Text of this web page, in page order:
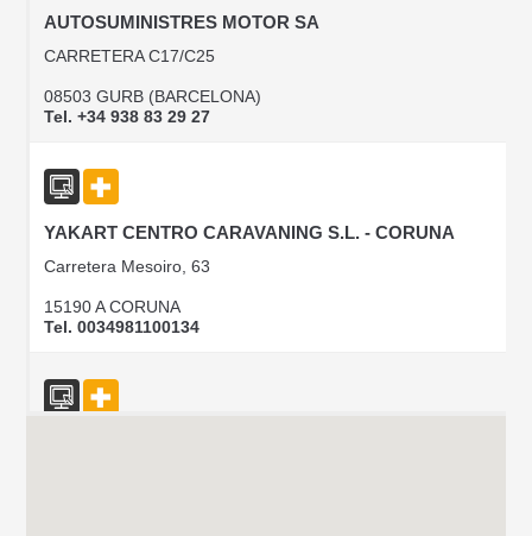
AUTOSUMINISTRES MOTOR SA
CARRETERA C17/C25
08503 GURB (BARCELONA)
Tel. +34 938 83 29 27
YAKART CENTRO CARAVANING S.L. - CORUNA
Carretera Mesoiro, 63
15190 A CORUNA
Tel. 0034981100134